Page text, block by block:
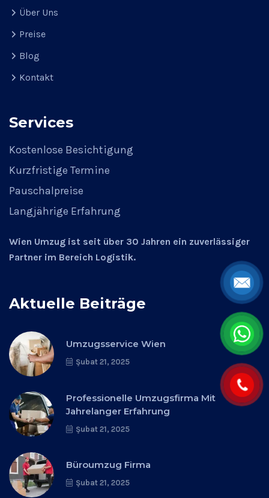
Über Uns
Preise
Blog
Kontakt
Services
Kostenlose Besichtigung
Kurzfristige Termine
Pauschalpreise
Langjährige Erfahrung
Wien Umzug ist seit über 30 Jahren ein zuverlässiger
Partner im Bereich Logistik.
Aktuelle Beiträge
Umzugsservice Wien
Şubat 21, 2025
Professionelle Umzugsfirma Mit
Jahrelanger Erfahrung
Şubat 21, 2025
Büroumzug Firma
Şubat 21, 2025